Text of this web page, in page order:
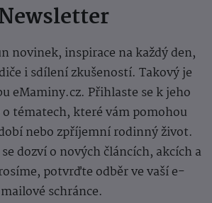
novinek, inspirace na každý den,
i sdílení zkušeností. Takový je
eMaminy.cz. Přihlaste se k jeho
tématech, které vám pomohou
nebo zpříjemní rodinný život.
dozví o nových článcích, akcích a
potvrďte odběr ve vaší e-
mailové schránce.